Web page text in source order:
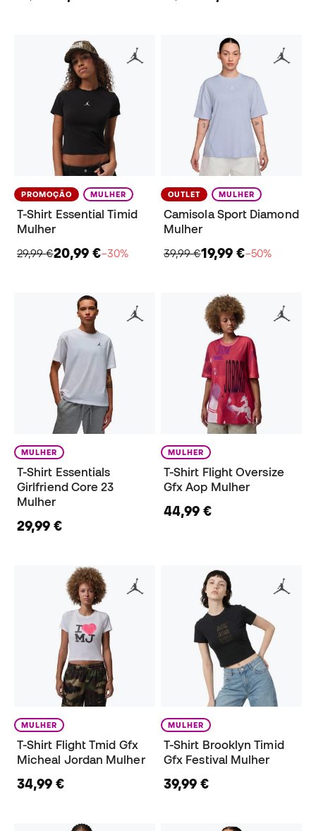
PROMOÇÃO MULHER
T-Shirt Essential Timid
Mulher
29,99 €20,99 €−30%
OUTLET MULHER
Camisola Sport Diamond
Mulher
39,99 €19,99 €−50%
MULHER
T-Shirt Essentials
Girlfriend Core 23
Mulher
29,99 €
MULHER
T-Shirt Flight Oversize
Gfx Aop Mulher
44,99 €
MULHER
T-Shirt Flight Tmid Gfx
Micheal Jordan Mulher
34,99 €
MULHER
T-Shirt Brooklyn Timid
Gfx Festival Mulher
39,99 €